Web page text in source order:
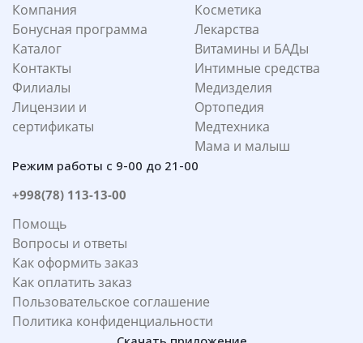
Компания
Бонусная программа
Каталог
Контакты
Филиалы
Лицензии и
сертификаты
Косметика
Лекарства
Витамины и БАДы
Интимные средства
Медизделия
Ортопедия
Медтехника
Мама и малыш
Режим работы с 9-00 до 21-00
+998(78) 113-13-00
Помощь
Вопросы и ответы
Как оформить заказ
Как оплатить заказ
Пользовательское соглашение
Политика конфиденциальности